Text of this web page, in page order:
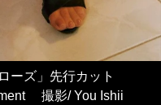
ーズ」先行カット
撮影/ You Ishii